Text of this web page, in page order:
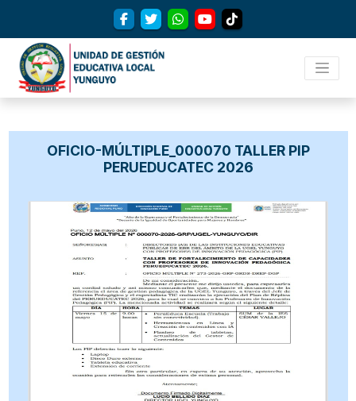
OFICIO-MÚLTIPLE_000070 TALLER PIP
PERUEDUCATEC 2026